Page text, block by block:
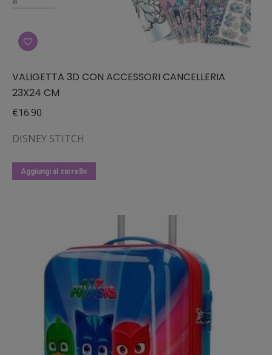
VALIGETTA 3D CON ACCESSORI CANCELLERIA
23X24 CM
€16.90
DISNEY STITCH
Aggiungi al carrello